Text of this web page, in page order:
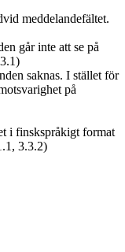
meddelandefältet.
går inte att se på
saknas. I stället för
på
i finskspråkigt format
3.3.2)